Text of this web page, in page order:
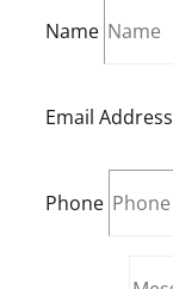
Name
Email Address
Phone